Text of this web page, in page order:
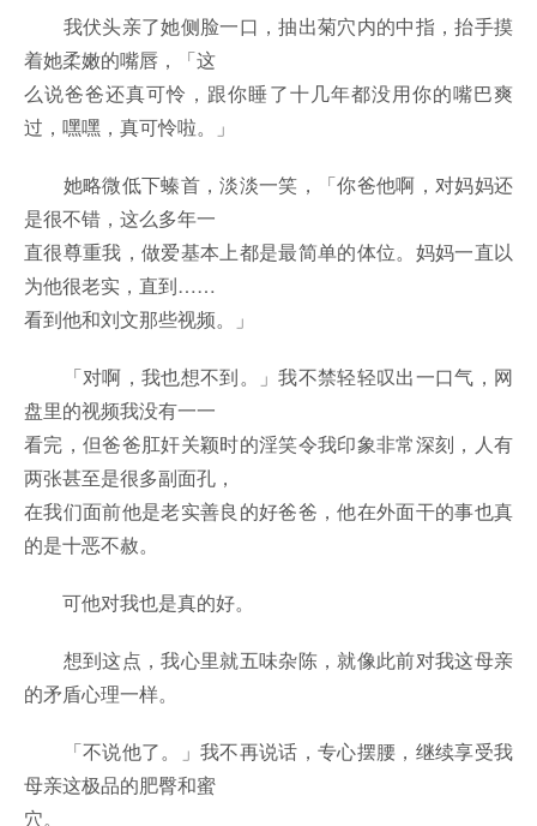
我伏头亲了她侧脸一口，抽出菊穴内的中指，抬手摸
着她柔嫩的嘴唇，「这
么说爸爸还真可怜，跟你睡了十几年都没用你的嘴巴爽
过，嘿嘿，真可怜啦。」
她略微低下螓首，淡淡一笑，「你爸他啊，对妈妈还
是很不错，这么多年一
直很尊重我，做爱基本上都是最简单的体位。妈妈一直以
为他很老实，直到……
看到他和刘文那些视频。」
「对啊，我也想不到。」我不禁轻轻叹出一口气，网
盘里的视频我没有一一
看完，但爸爸肛奸关颖时的淫笑令我印象非常深刻，人有
两张甚至是很多副面孔，
在我们面前他是老实善良的好爸爸，他在外面干的事也真
的是十恶不赦。
可他对我也是真的好。
想到这点，我心里就五味杂陈，就像此前对我这母亲
的矛盾心理一样。
「不说他了。」我不再说话，专心摆腰，继续享受我
母亲这极品的肥臀和蜜
穴。